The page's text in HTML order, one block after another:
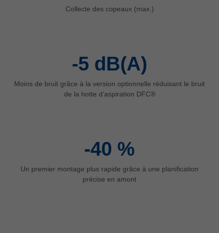
Collecte des copeaux (max.)
-5 dB(A)
Moins de bruit grâce à la version optionnelle réduisant le bruit
de la hotte d‘aspiration DFC®
-40 %
Un premier montage plus rapide grâce à une planification
précise en amont